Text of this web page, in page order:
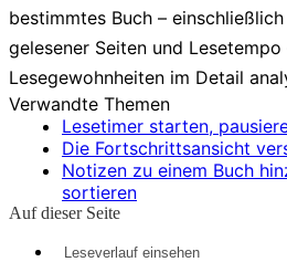
bestimmtes Buch –
gelesener Seiten und Lesetempo
Lesegewohnheiten im Detail
Verwandte Themen
Lesetimer starten,
Die Fortschrittsansicht
Notizen zu einem Buch
sortieren
Auf dieser Seite
Leseverlauf einsehen